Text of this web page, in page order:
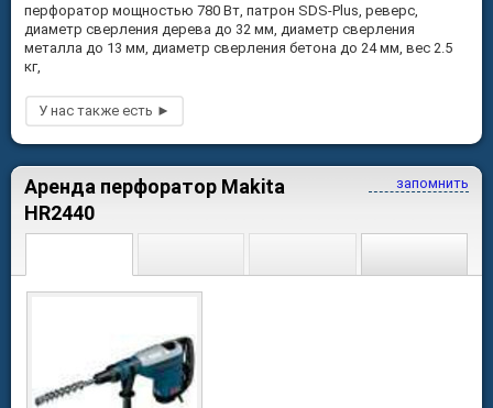
перфоратор мощностью 780 Вт, патрон SDS-Plus, реверс,
диаметр сверления дерева до 32 мм, диаметр сверления
металла до 13 мм, диаметр сверления бетона до 24 мм, вес 2.5
кг,
запомнить
Аренда перфоратор Makita
HR2440